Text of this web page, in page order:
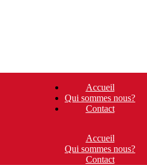
Accueil
Qui sommes nous?
Contact
Accueil
Qui sommes nous?
Contact